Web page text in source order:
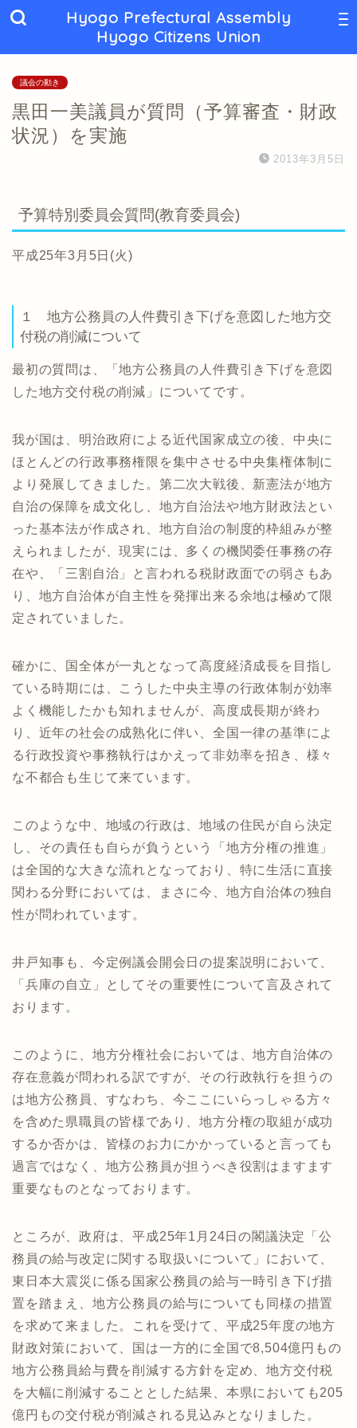
Hyogo Prefectural Assembly
Hyogo Citizens Union
議会の動き
黒田一美議員が質問（予算審査・財政
状況）を実施
2013年3月5日
予算特別委員会質問(教育委員会)
平成25年3月5日(火)
１ 地方公務員の人件費引き下げを意図した地方交
付税の削減について
最初の質問は、「地方公務員の人件費引き下げを意図
した地方交付税の削減」についてです。
我が国は、明治政府による近代国家成立の後、中央に
ほとんどの行政事務権限を集中させる中央集権体制に
より発展してきました。第二次大戦後、新憲法が地方
自治の保障を成文化し、地方自治法や地方財政法とい
った基本法が作成され、地方自治の制度的枠組みが整
えられましたが、現実には、多くの機関委任事務の存
在や、「三割自治」と言われる税財政面での弱さもあ
り、地方自治体が自主性を発揮出来る余地は極めて限
定されていました。
確かに、国全体が一丸となって高度経済成長を目指し
ている時期には、こうした中央主導の行政体制が効率
よく機能したかも知れませんが、高度成長期が終わ
り、近年の社会の成熟化に伴い、全国一律の基準によ
る行政投資や事務執行はかえって非効率を招き、様々
な不都合も生じて来ています。
このような中、地域の行政は、地域の住民が自ら決定
し、その責任も自らが負うという「地方分権の推進」
は全国的な大きな流れとなっており、特に生活に直接
関わる分野においては、まさに今、地方自治体の独自
性が問われています。
井戸知事も、今定例議会開会日の提案説明において、
「兵庫の自立」としてその重要性について言及されて
おります。
このように、地方分権社会においては、地方自治体の
存在意義が問われる訳ですが、その行政執行を担うの
は地方公務員、すなわち、今ここにいらっしゃる方々
を含めた県職員の皆様であり、地方分権の取組が成功
するか否かは、皆様のお力にかかっていると言っても
過言ではなく、地方公務員が担うべき役割はますます
重要なものとなっております。
ところが、政府は、平成25年1月24日の閣議決定「公
務員の給与改定に関する取扱いについて」において、
東日本大震災に係る国家公務員の給与一時引き下げ措
置を踏まえ、地方公務員の給与についても同様の措置
を求めて来ました。これを受けて、平成25年度の地方
財政対策において、国は一方的に全国で8,504億円もの
地方公務員給与費を削減する方針を定め、地方交付税
を大幅に削減することとした結果、本県においても205
億円もの交付税が削減される見込みとなりました。